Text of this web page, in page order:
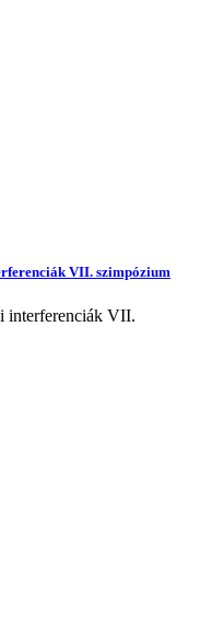
VII. szimpózium
interferenciák VII.